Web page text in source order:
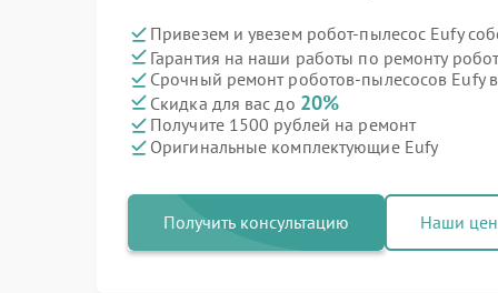
Привезем и увезем робот-пылесос Eufy
Гарантия на наши работы по ремонту
Срочный ремонт роботов-пылесосов Eufy в
Скидка для вас до 20%
Получите 1500 рублей на ремонт
Оригинальные комплектующие Eufy
Получить консультацию Наши